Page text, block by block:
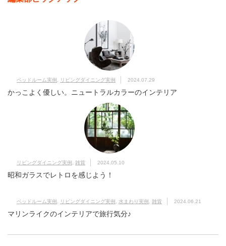
ベッドルーム実例 リビングダイニング実例 2024.07.29
かっこよく優しい。ニュートラルカラーのインテリア
リビングダイニング実例 雑貨 2024.05.10
昭和ガラスでレトロを感じよう！
ベッドルーム実例 リビングダイニング実例 水まわり実例 雑貨 2024.06.21
マリンライクのインテリアで旅行気分♪